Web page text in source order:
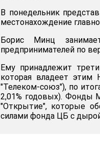
В понедельник
местонахождение
Борис Минц
предпринимателей по
Ему принадлежит
которая владеет
"Телеком-союз"), по
2,01% годовых). Фонды
"Открытие", которые
силами фонда ЦБ с